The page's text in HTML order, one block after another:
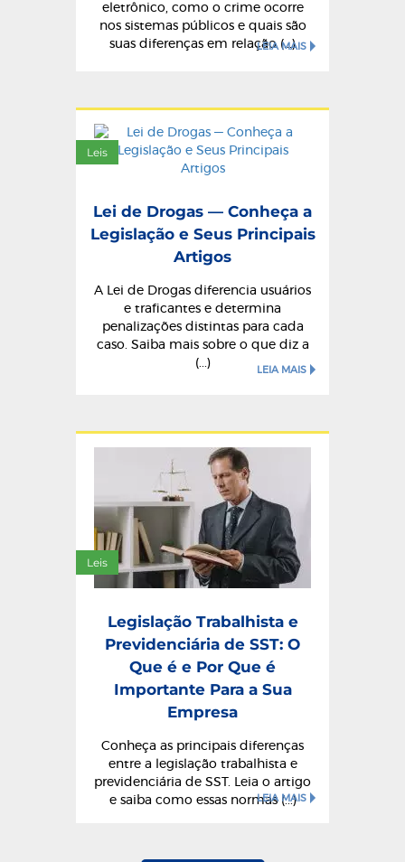
eletrônico, como o crime ocorre
nos sistemas públicos e quais são
suas diferenças em relação (...)
LEIA MAIS
Leis
Lei de Drogas — Conheça a
Legislação e Seus Principais
Artigos
A Lei de Drogas diferencia usuários
e traficantes e determina
penalizações distintas para cada
caso. Saiba mais sobre o que diz a
(...)
LEIA MAIS
Leis
Legislação Trabalhista e
Previdenciária de SST: O
Que é e Por Que é
Importante Para a Sua
Empresa
Conheça as principais diferenças
entre a legislação trabalhista e
previdenciária de SST. Leia o artigo
e saiba como essas normas (...)
LEIA MAIS